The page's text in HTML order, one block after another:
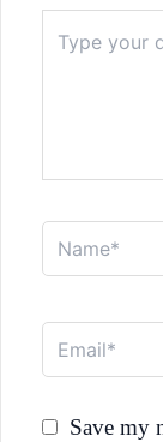
here..
Save my